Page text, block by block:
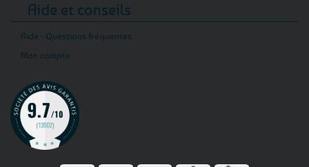
Aide et conseils
Aide - Questions fréquentes
Mon compte